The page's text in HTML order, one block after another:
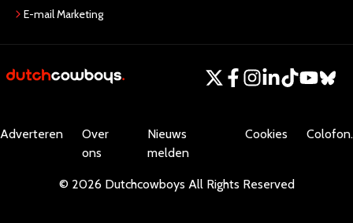
E-mail Marketing
Adverteren
Over
ons
Nieuws
melden
Cookies Colofon.
© 2026 Dutchcowboys All Rights Reserved